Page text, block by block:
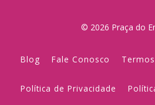
© 2026 Praça do
Blog Fale Conosco
Política de Privacidade